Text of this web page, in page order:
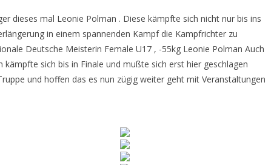
dieses mal Leonie Polman . Diese kämpfte sich nicht nur bis ins
in einem spannenden Kampf die Kampfrichter zu
Deutsche Meisterin Female U17 , -55kg Leonie Polman Auch
sich bis in Finale und mußte sich erst hier geschlagen
und hoffen das es nun zügig weiter geht mit Veranstaltungen